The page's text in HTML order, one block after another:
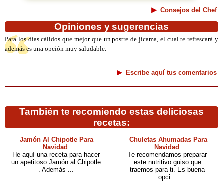
Consejos del Chef
Opiniones y sugerencias
Para los días cálidos que mejor que un postre de jícama, el cual te refrescará y
además es una opción muy saludable.
Escribe aquí tus comentarios
También te recomiendo estas deliciosas
recetas:
Jamón Al Chipotle Para
Navidad
He aquí una receta para hacer
un apetitoso Jamón al Chipotle
. Además ...
Chuletas Ahumadas Para
Navidad
Te recomendamos preparar
este nutritivo guiso que
traemos para ti. Es buena
opci...